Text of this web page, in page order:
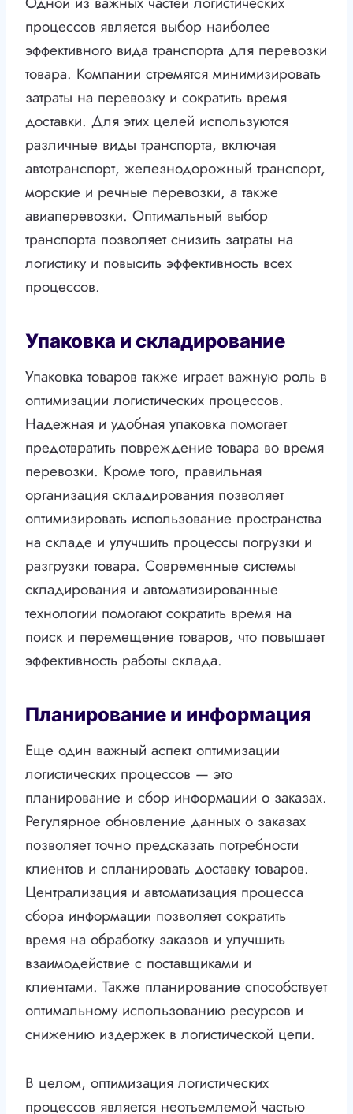
процессов является выбор наиболее
эффективного вида транспорта для перевозки
товара. Компании стремятся минимизировать
затраты на перевозку и сократить время
доставки. Для этих целей используются
различные виды транспорта, включая
автотранспорт, железнодорожный транспорт,
морские и речные перевозки, а также
авиаперевозки. Оптимальный выбор
транспорта позволяет снизить затраты на
логистику и повысить эффективность всех
процессов.
Упаковка и складирование
Упаковка товаров также играет важную роль в
оптимизации логистических процессов.
Надежная и удобная упаковка помогает
предотвратить повреждение товара во время
перевозки. Кроме того, правильная
организация складирования позволяет
оптимизировать использование пространства
на складе и улучшить процессы погрузки и
разгрузки товара. Современные системы
складирования и автоматизированные
технологии помогают сократить время на
поиск и перемещение товаров, что повышает
эффективность работы склада.
Планирование и информация
Еще один важный аспект оптимизации
логистических процессов — это
планирование и сбор информации о заказах.
Регулярное обновление данных о заказах
позволяет точно предсказать потребности
клиентов и спланировать доставку товаров.
Централизация и автоматизация процесса
сбора информации позволяет сократить
время на обработку заказов и улучшить
взаимодействие с поставщиками и
клиентами. Также планирование способствует
оптимальному использованию ресурсов и
снижению издержек в логистической цепи.
В целом, оптимизация логистических
процессов является неотъемлемой частью